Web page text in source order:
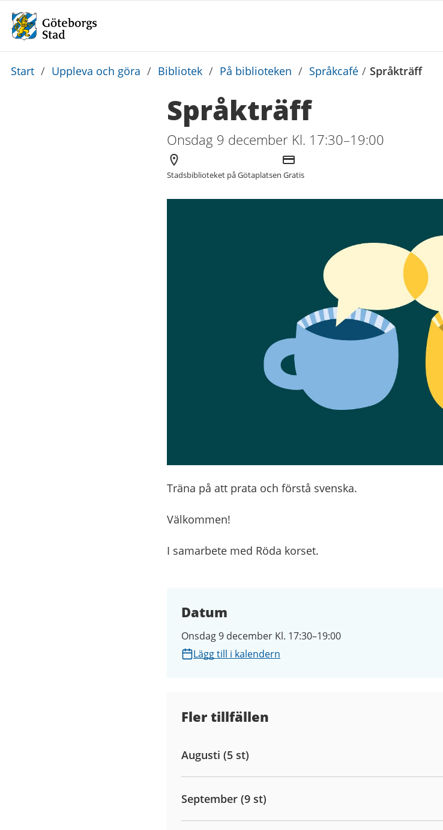
Du
Start / Uppleva och göra / Bibliotek / På biblioteken / Språkcafé / Språkträff
Språkträff
Onsdag 9 december Kl. 17:30–19:00
Arrangör
Stadsbiblioteket på Götaplatsen
Kostnad
Gratis
Träna på att prata och förstå svenska.
Välkommen!
I samarbete med Röda korset.
Datum
Onsdag 9 december Kl. 17:30–19:00
Lägg till i kalendern
Fler tillfällen
Augusti (5 st)
September (9 st)